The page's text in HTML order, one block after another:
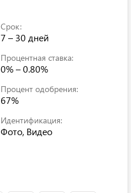
Срок:
7 – 30 дней
Процентная ставка:
0% – 0.80%
Процент одобрения:
67%
Идентификация:
Фото, Видео